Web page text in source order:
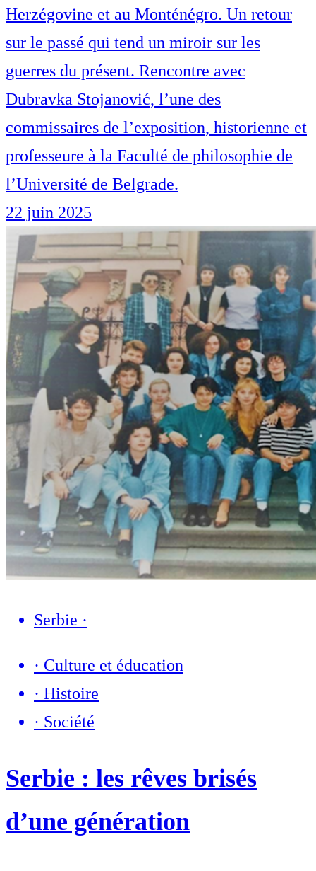
Herzégovine et au Monténégro. Un retour
sur le passé qui tend un miroir sur les
guerres du présent. Rencontre avec
Dubravka Stojanović, l’une des
commissaires de l’exposition, historienne et
professeure à la Faculté de philosophie de
l’Université de Belgrade.
22 juin 2025
Serbie ·
· Culture et éducation
· Histoire
· Société
Serbie : les rêves brisés
d’une génération